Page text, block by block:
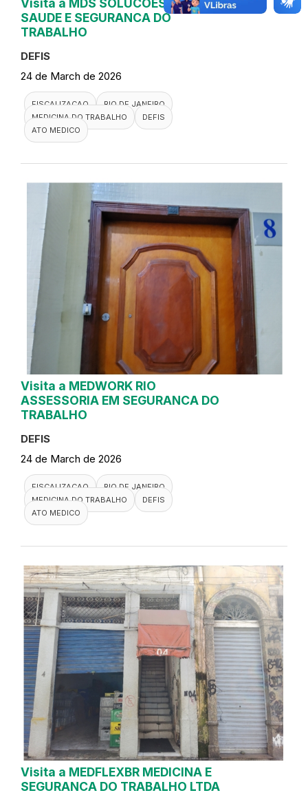
Visita a MDS SOLUCOES EM
SAUDE E SEGURANCA DO
TRABALHO
DEFIS
24 de March de 2026
FISCALIZACAO
RIO DE JANEIRO
MEDICINA DO TRABALHO
DEFIS
ATO MEDICO
Visita a MEDWORK RIO
ASSESSORIA EM SEGURANCA DO
TRABALHO
DEFIS
24 de March de 2026
FISCALIZACAO
RIO DE JANEIRO
MEDICINA DO TRABALHO
DEFIS
ATO MEDICO
Visita a MEDFLEXBR MEDICINA E
SEGURANCA DO TRABALHO LTDA